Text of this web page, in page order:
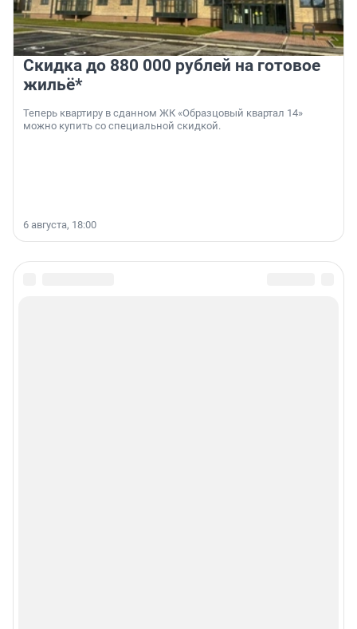
Скидка до 880 000 рублей на готовое
жильё*
Теперь квартиру в сданном ЖК «Образцовый квартал 14»
можно купить со специальной скидкой.
6 августа, 18:00